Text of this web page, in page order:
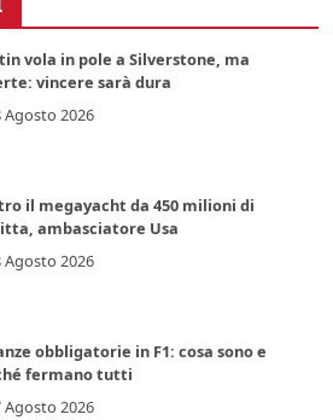
vola in pole a Silverstone, ma
vincere sarà dura
Agosto 2026
il megayacht da 450 milioni di
ambasciatore Usa
Agosto 2026
obbligatorie in F1: cosa sono e
fermano tutti
Agosto 2026